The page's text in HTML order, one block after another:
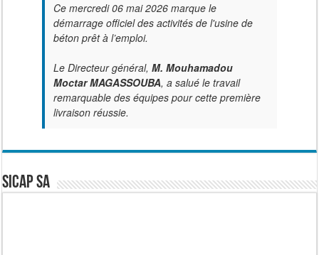
Ce mercredi 06 mai 2026 marque le
démarrage officiel des activités de l'usine de
béton prêt à l’emploi.
Le Directeur général, M. Mouhamadou
Moctar MAGASSOUBA, a salué le travail
remarquable des équipes pour cette première
livraison réussie.
SICAP SA